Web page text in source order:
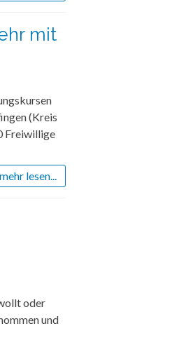
mit
(Kreis
Freiwillige
mehr lesen...
oder
und